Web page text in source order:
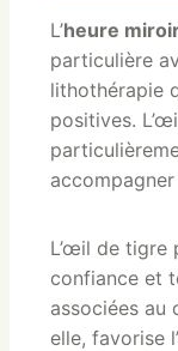
L’heure
particulière
lithothérapie
positives.
L’œil de tigre
confiance et
associées au
elle, favorise